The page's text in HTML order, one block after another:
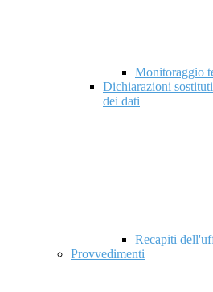
Monitoraggio
Dichiarazioni
dei dati
Recapiti
Provvedimenti